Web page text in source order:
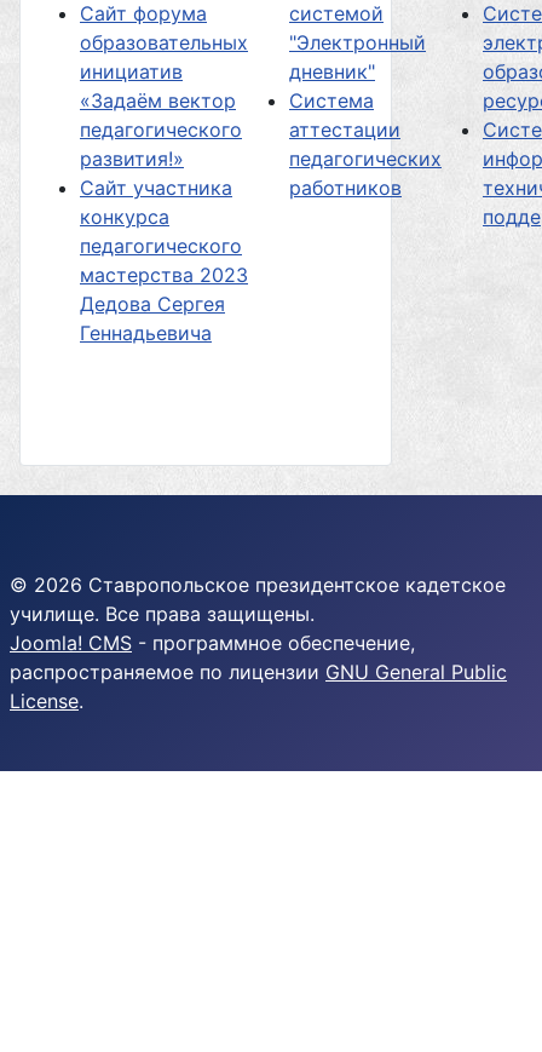
Сайт форума
образовательных
инициатив
«Задаём вектор
педагогического
развития!»
Сайт участника
конкурса
педагогического
мастерства 2023
Дедова Сергея
Геннадьевича
системой
"Электронный
дневник"
Система
аттестации
педагогических
работников
© 2026 Ставропольское президентское кадетское
училище. Все права защищены.
Joomla! CMS - программное обеспечение,
распространяемое по лицензии GNU General Public
License.